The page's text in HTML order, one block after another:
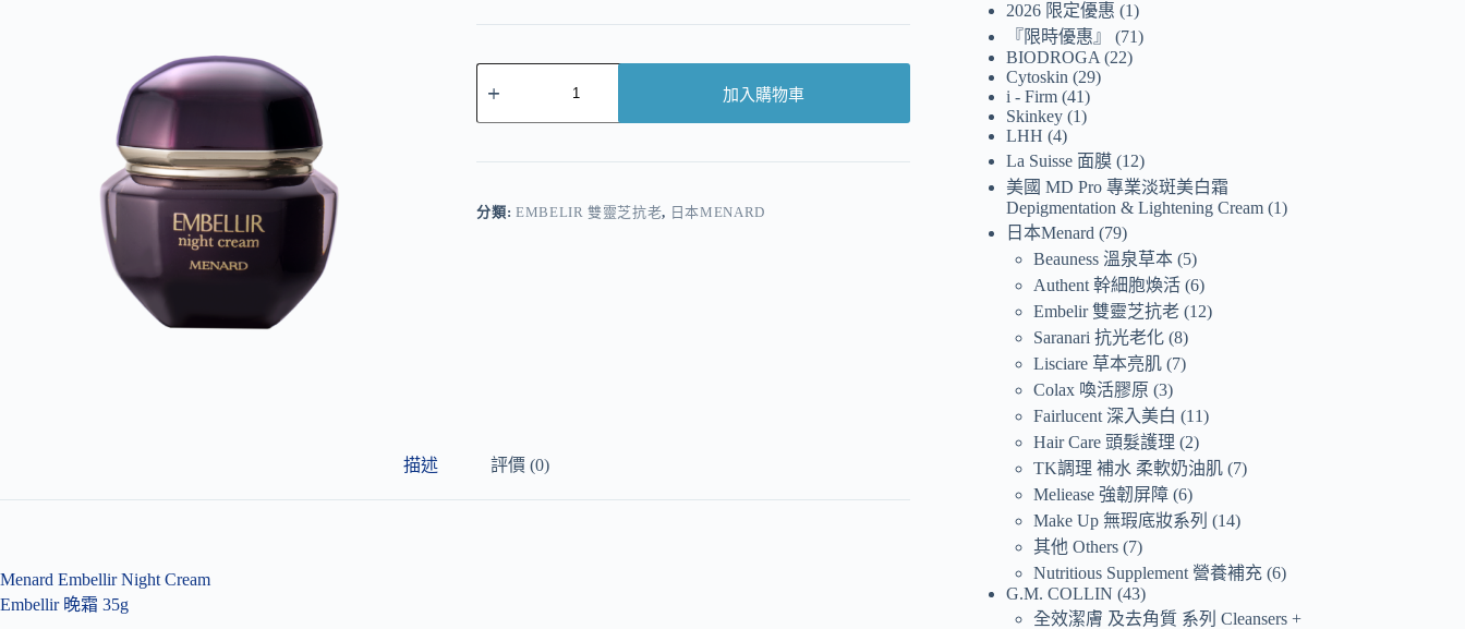
加入購物車
r
分類: EMBELIR 雙靈芝抗老, 日本MENARD
描述 評價 (0)
Menard Embellir Night Cream
Embellir 晚霜 35g
2026 限定優惠
1
『限時優惠』
71
BIODROGA
22
Cytoskin
29
i - Firm 41
Skinkey 1
LHH 4
La Suisse 面膜 12
美國 MD Pro 專業淡斑美白霜
Depigmentation & Lightening Cream 1
日本Menard
79
Beauness 溫泉草本 5
Authent 幹細胞煥活 6
Embelir 雙靈芝抗老 12
Saranari 抗光老化 8
Lisciare 草本亮肌 7
Colax 喚活膠原 3
Fairlucent 深入美白
11
Hair Care 頭髮護理
2
TK調理 補水 柔軟奶油肌 7
Meliease 強韌屏障 6
Make Up 無瑕底妝系列
14
其他 Others 7
Nutritious Supplement 營養補充 6
G.M. COLLIN 43
全效潔膚 及去角質 系列 Cleansers +